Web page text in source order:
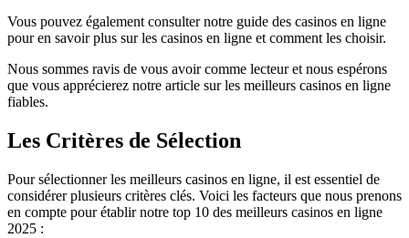
Vous pouvez également consulter notre guide des casinos en ligne
pour en savoir plus sur les casinos en ligne et comment les choisir.
Nous sommes ravis de vous avoir comme lecteur et nous espérons
que vous apprécierez notre article sur les meilleurs casinos en ligne
fiables.
Les Critères de Sélection
Pour sélectionner les meilleurs casinos en ligne, il est essentiel de
considérer plusieurs critères clés. Voici les facteurs que nous prenons
en compte pour établir notre top 10 des meilleurs casinos en ligne
2025 :